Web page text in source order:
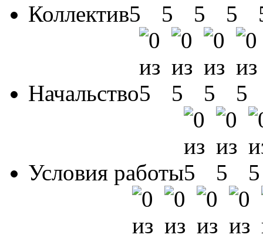
Коллектив
Начальство
Условия работы